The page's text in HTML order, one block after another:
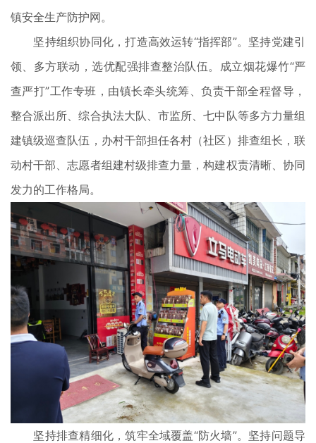
镇安全生产防护网。
坚持组织协同化，打造高效运转“指挥部”。坚持党建引
领、多方联动，选优配强排查整治队伍。成立烟花爆竹“严
查严打”工作专班，由镇长牵头统筹、负责干部全程督导，
整合派出所、综合执法大队、市监所、七中队等多方力量组
建镇级巡查队伍，办村干部担任各村（社区）排查组长，联
动村干部、志愿者组建村级排查力量，构建权责清晰、协同
发力的工作格局。
坚持排查精细化，筑牢全域覆盖“防火墙”。坚持问题导